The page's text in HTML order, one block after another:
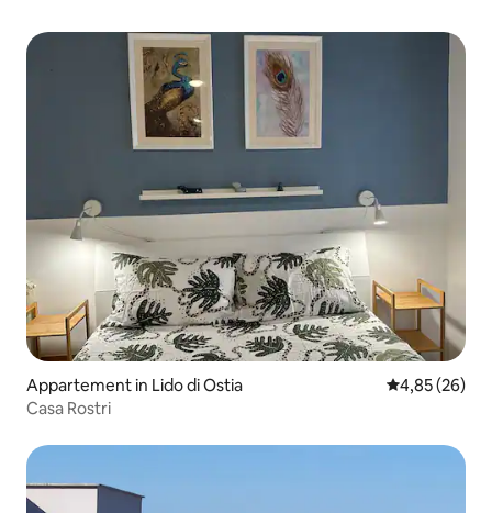
Appartement in Lido di Ostia Gemiddelde
4,85 (26)
Casa Rostri